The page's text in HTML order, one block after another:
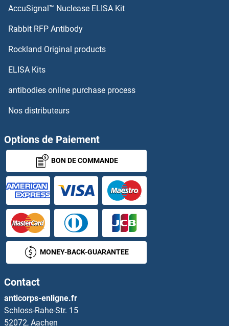
FIL1h Kits ELISA
Flotillin 1 Kits ELISA
Flotillin 2 Kits ELISA
FLRT1 Kits ELISA
FLRT2 Kits ELISA
FLRT3 Kits ELISA
FLT1 Kits ELISA
FLT3 Kits ELISA
FLT3LG Kits ELISA
FLT4 Kits ELISA
FMN1 Kits ELISA
AccuSignal™ Nuclease ELISA Kit
Rabbit RFP Antibody
Rockland Original products
ELISA Kits
antibodies online purchase process
Nos distributeurs
Options de Paiement
BON DE COMMANDE
MONEY-BACK-GUARANTEE
Contact
anticorps-enligne.fr
Schloss-Rahe-Str. 15
52072, Aachen